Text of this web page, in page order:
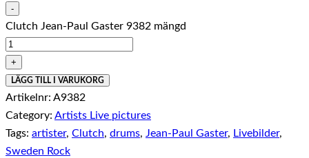
-
Clutch Jean-Paul Gaster 9382 mängd
+
LÄGG TILL I VARUKORG
Artikelnr: A9382
Category: Artists Live pictures
Tags: artister, Clutch, drums, Jean-Paul Gaster, Livebilder,
Sweden Rock